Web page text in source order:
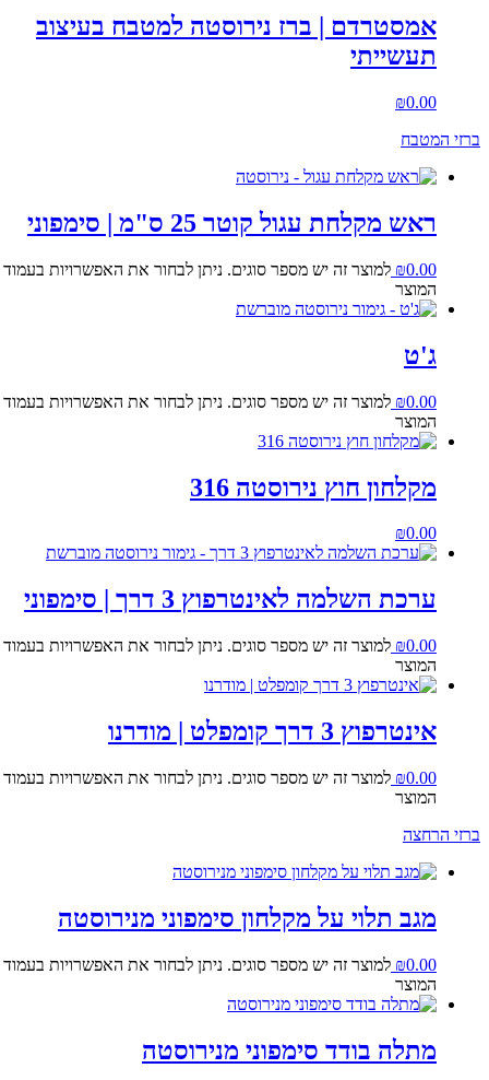
אמסטרדם | ברז נירוסטה למטבח בעיצוב
תעשייתי
₪0.00
ברזי המטבח
ראש מקלחת עגול קוטר 25 ס"מ | סימפוני
₪0.00
למוצר זה יש מספר סוגים. ניתן לבחור את האפשרויות בעמוד
המוצר
ג'ט
₪0.00
למוצר זה יש מספר סוגים. ניתן לבחור את האפשרויות בעמוד
המוצר
מקלחון חוץ נירוסטה 316
₪0.00
ערכת השלמה לאינטרפוץ 3 דרך | סימפוני
₪0.00
למוצר זה יש מספר סוגים. ניתן לבחור את האפשרויות בעמוד
המוצר
אינטרפוץ 3 דרך קומפלט | מודרנו
₪0.00
למוצר זה יש מספר סוגים. ניתן לבחור את האפשרויות בעמוד
המוצר
ברזי הרחצה
מגב תלוי על מקלחון סימפוני מנירוסטה
₪0.00
למוצר זה יש מספר סוגים. ניתן לבחור את האפשרויות בעמוד
המוצר
מתלה בודד סימפוני מנירוסטה